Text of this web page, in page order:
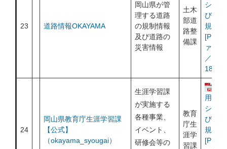
23 道路情報OKAYAMA
岡山県が管
理する道路
の規制情報
及び道路の
災害情報
土木
部道
路整
備課
シー及
び利用
規約
[PDF
ァイル
／
24
岡山県教育庁生涯学習課
【公式】
（okayama_syougai）​
生涯学習課
が実施する
各種事業、
イベント、
研修会等の
教育
庁生
涯学
習課
用ポリ
シー及
び利用
規約
[PDF